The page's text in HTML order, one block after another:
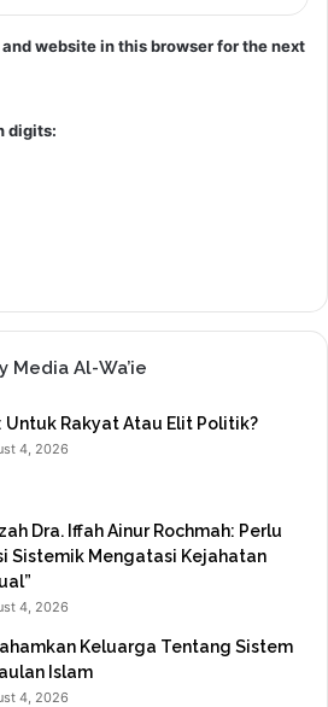
website in this browser for the next
digits:
Media Al-Wa’ie
Untuk Rakyat Atau Elit Politik?
4, 2026
Dra. Iffah Ainur Rochmah: Perlu
Sistemik Mengatasi Kejahatan
4, 2026
Keluarga Tentang Sistem
Islam
4, 2026